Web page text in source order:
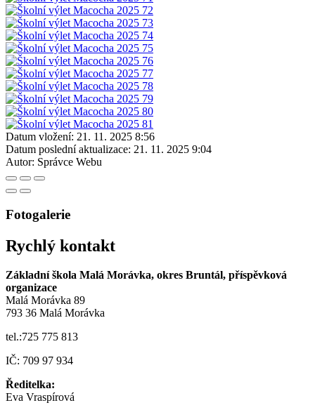
Datum vložení: 21. 11. 2025 8:56
Datum poslední aktualizace: 21. 11. 2025 9:04
Autor: Správce Webu
Fotogalerie
Rychlý kontakt
Základní škola Malá Morávka, okres Bruntál, příspěvková
organizace
Malá Morávka 89
793 36 Malá Morávka
tel.:725 775 813
IČ: 709 97 934
Ředitelka:
Eva Vraspírová